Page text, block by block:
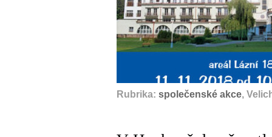
Rubrika: společenské akce,